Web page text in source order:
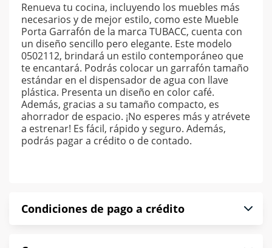
Renueva tu cocina, incluyendo los muebles más
necesarios y de mejor estilo, como este Mueble
Porta Garrafón de la marca TUBACC, cuenta con
un diseño sencillo pero elegante. Este modelo
0502112, brindará un estilo contemporáneo que
te encantará. Podrás colocar un garrafón tamaño
estándar en el dispensador de agua con llave
plástica. Presenta un diseño en color café.
Además, gracias a su tamaño compacto, es
ahorrador de espacio. ¡No esperes más y atrévete
a estrenar! Es fácil, rápido y seguro. Además,
podrás pagar a crédito o de contado.
Condiciones de pago a crédito